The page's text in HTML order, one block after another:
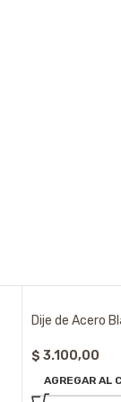
Dije de Acero
$ 3.100,00
AGREGAR AL